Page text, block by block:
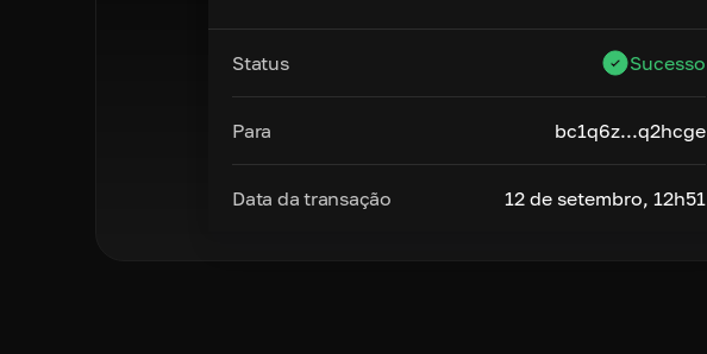
Status Sucesso
Para bc1q6z...q2hcge
Data da transação 12 de setembro, 12h51